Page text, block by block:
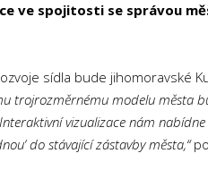
ve spojitosti se správou
sídla bude jihomoravské
trojrozměrnému modelu města
vizualizace nám
do stávající zástavby města,“